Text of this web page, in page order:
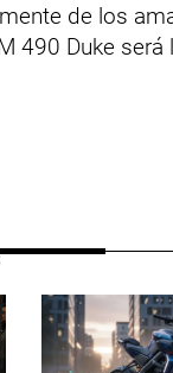
de los
490 Duke